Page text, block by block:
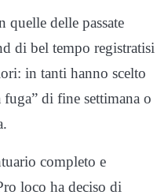
quelle delle passate
di bel tempo registratisi
in tanti hanno scelto
di fine settimana o
completo e
loco ha deciso di